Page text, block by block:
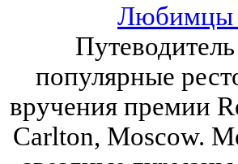
Любимцы
популярные
вручения премии
Carlton, Moscow.